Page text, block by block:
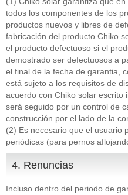
todos los componentes de los
productos nuevos y libres de
fabricación del producto.Chiko
el producto defectuoso si el
demostrado ser defectuosos a
el final de la fecha de garantia,
está sujeto a los requisitos de
acuerdo con Chiko solar escrito
será seguido por un control de
construcción por el lado de la
(2) Es necesario que el usuario
periódicas (para pernos
4. Renuncias
Incluso dentro del periodo de